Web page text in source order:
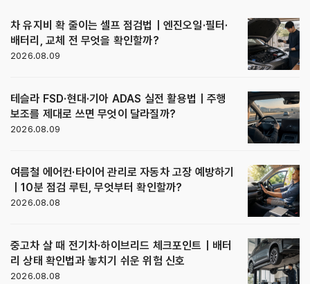
차 유지비 확 줄이는 셀프 점검법｜엔진오일·필터·
배터리, 교체 전 무엇을 확인할까?
2026.08.09
테슬라 FSD·현대·기아 ADAS 실전 활용법｜주행
보조를 제대로 쓰면 무엇이 달라질까?
2026.08.09
여름철 에어컨·타이어 관리로 자동차 고장 예방하기
｜10분 점검 루틴, 무엇부터 확인할까?
2026.08.08
중고차 살 때 전기차·하이브리드 체크포인트｜배터
리 상태 확인법과 놓치기 쉬운 위험 신호
2026.08.08